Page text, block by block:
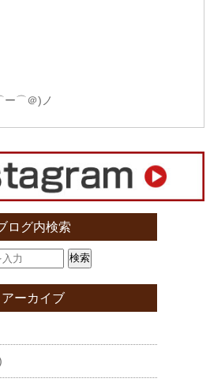
ー⌒＠)ノ
ログ内検索
検索
アーカイブ